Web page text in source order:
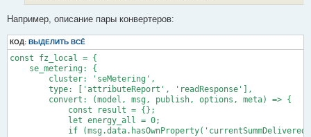
Например, описание пары конвертеров:
КОД: ВЫДЕЛИТЬ ВСЁ
const fz_local = {
    se_metering: {
        cluster: 'seMetering',
        type: ['attributeReport', 'readResponse'],
        convert: (model, msg, publish, options, meta) => {
            const result = {};
            let energy_all = 0;
if